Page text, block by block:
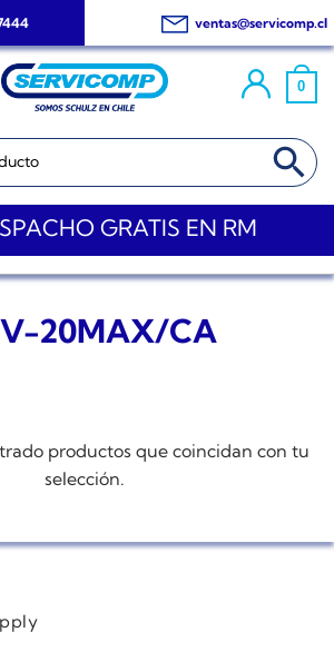
ventas@servicomp.cl
0
BOTÓN DE
GRATIS EN RM
20MAX/CA
productos que coincidan con tu
selección.